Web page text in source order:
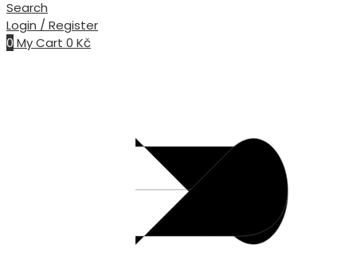
Search
Login / Register
0 My Cart 0 Kč